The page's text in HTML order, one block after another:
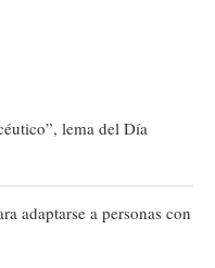
lema del Día
adaptarse a personas con